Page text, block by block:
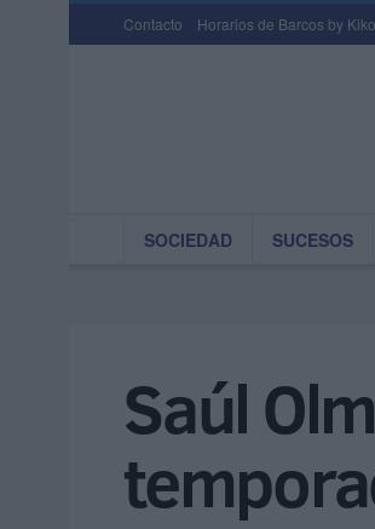
Contacto Horarios de Barcos by
SOCIEDAD SUCESOS
Saúl